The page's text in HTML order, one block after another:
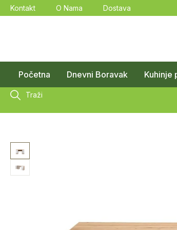
Kontakt O Nama Dostava
Početna Dnevni Boravak Kuhinje
Traži